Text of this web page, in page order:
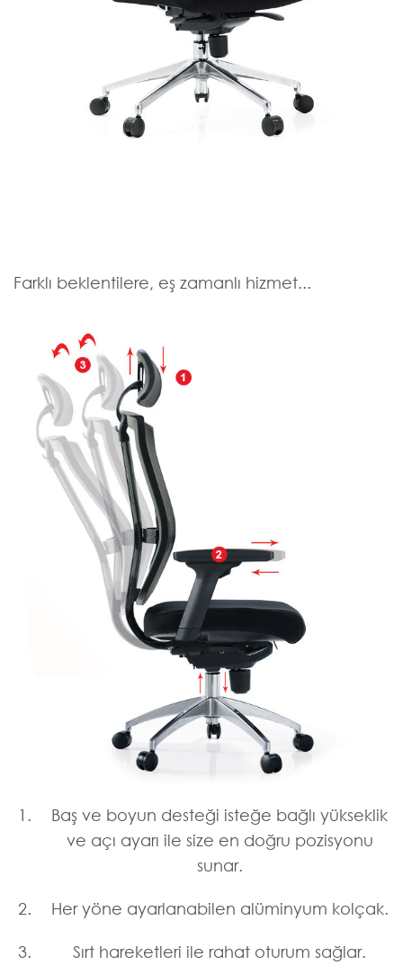
Farklı beklentilere, eş zamanlı hizmet...
Baş ve boyun desteği isteğe bağlı yükseklik
ve açı ayarı ile size en doğru pozisyonu
sunar.
Her yöne ayarlanabilen alüminyum kolçak.
Sırt hareketleri ile rahat oturum sağlar.